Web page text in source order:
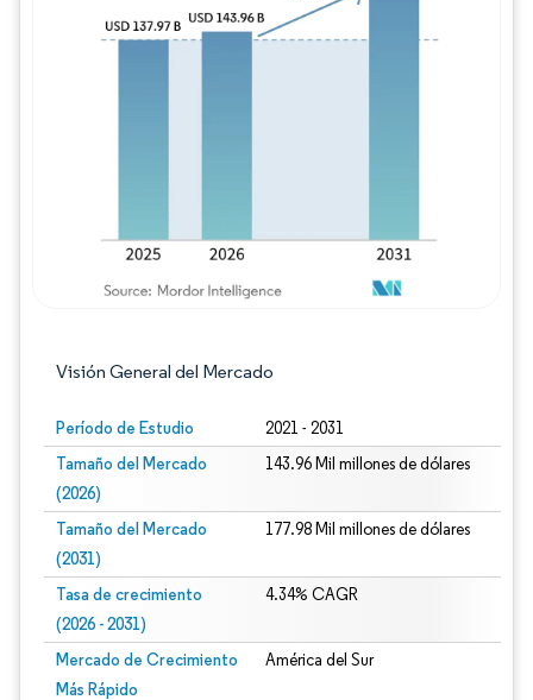
Visión General del Mercado
Período de Estudio 2021 - 2031
Tamaño del Mercado
(2026)
143.96 Mil millones de dólares
Tamaño del Mercado
(2031)
177.98 Mil millones de dólares
Tasa de crecimiento
(2026 - 2031)
4.34% CAGR
Mercado de Crecimiento
Más Rápido
América del Sur